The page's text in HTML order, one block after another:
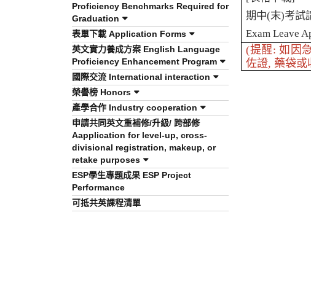
Proficiency Benchmarks Required for
Graduation
表單下載 Application Forms
英文實力養成方案 English Language
Proficiency Enhancement Program
國際交流 International interaction
榮譽榜 Honors
產學合作 Industry cooperation
申請共同英文重補修/升級/ 跨部修
Aapplication for level-up, cross-
divisional registration, makeup, or
retake purposes
ESP學生專題成果 ESP Project
Performance
可抵共英課程清單
期中(末)考試
Exam Leave
(提醒: 如因
佐證, 藥袋或